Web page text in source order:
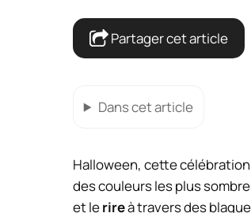
Partager cet article
Dans cet article
Halloween, cette
des couleurs les plus
et lerireà travers des